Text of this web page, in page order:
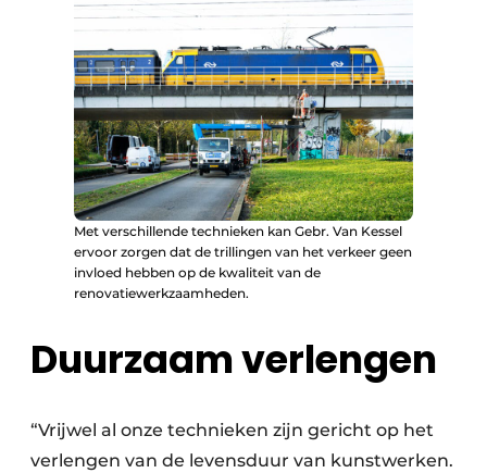
​Met verschillende technieken kan Gebr. Van Kessel
ervoor zorgen dat de trillingen van het verkeer geen
invloed hebben op de kwaliteit van de
renovatiewerkzaamheden.
Duurzaam verlengen
“Vrijwel al onze technieken zijn gericht op het
verlengen van de levensduur van kunstwerken.